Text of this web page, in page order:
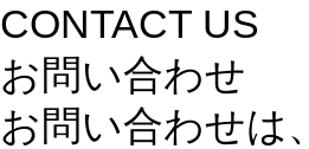
CONTACT US
お問い合わせ
お問い合わせは